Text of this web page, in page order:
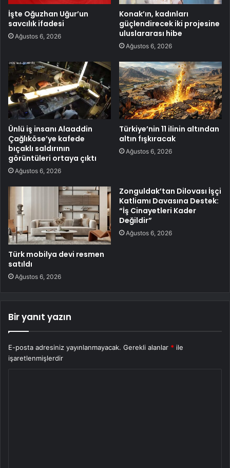
İşte Oğuzhan Uğur’un
savcılık ifadesi
Ağustos 6, 2026
Konak’ın, kadınları
güçlendirecek iki projesine
uluslararası hibe
Ağustos 6, 2026
Ünlü iş insanı Alaaddin
Çağlıköse’ye kafede
bıçaklı saldırının
görüntüleri ortaya çıktı
Ağustos 6, 2026
Türkiye’nin 11 ilinin altından
altın fışkıracak
Ağustos 6, 2026
Türk mobilya devi resmen
satıldı
Ağustos 6, 2026
Zonguldak’tan Dilovası İşçi
Katliamı Davasına Destek:
“İş Cinayetleri Kader
Değildir”
Ağustos 6, 2026
Bir yanıt yazın
E-posta adresiniz yayınlanmayacak. Gerekli alanlar * ile
işaretlenmişlerdir